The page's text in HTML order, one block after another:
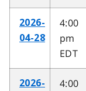
2026-
04-28
4:00
pm
EDT
2026-
4:00